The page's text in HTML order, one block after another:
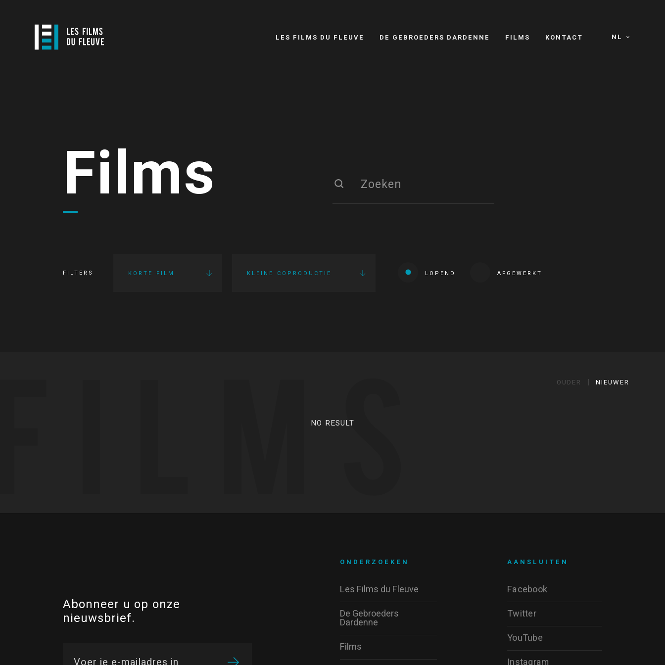
NL
LES FILMS DU FLEUVE DE GEBROEDERS DARDENNE FILMS KONTACT
Films
FILTERS KORTE FILM KLEINE COPRODUCTIE LOPEND AFGEWERKT
OUDER NIEUWER
NO RESULT
Abonneer u op onze
nieuwsbrief.
AANSLUITEN
Facebook
Twitter
YouTube
Instagram
ONDERZOEKEN
Les Films du Fleuve
De Gebroeders
Dardenne
Films